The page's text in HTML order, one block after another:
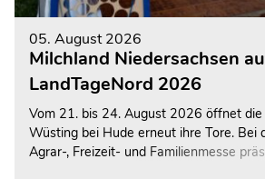
05. August 2026
Milchland Niedersachsen
LandTageNord 2026
Vom 21. bis 24. August 2026 öffnet die
Wüsting bei Hude erneut ihre Tore. Bei
Agrar-, Freizeit- und Familienmesse